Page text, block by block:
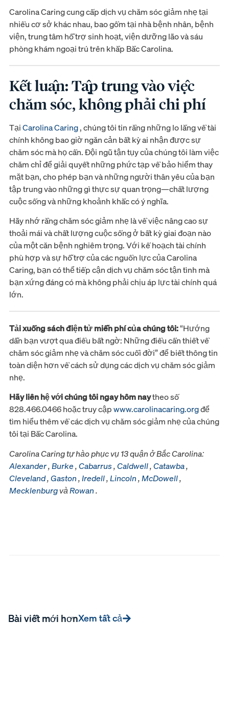
Carolina Caring cung cấp dịch vụ chăm sóc giảm nhẹ tại
nhiều cơ sở khác nhau, bao gồm tại nhà bệnh nhân, bệnh
viện, trung tâm hỗ trợ sinh hoạt, viện dưỡng lão và sáu
phòng khám ngoại trú trên khắp Bắc Carolina.
Kết luận: Tập trung vào việc
chăm sóc, không phải chi phí
TạiCarolina Caring, chúng tôi tin rằng những lo lắng về tài
chính không bao giờ ngăn cản bất kỳ ai nhận được sự
chăm sóc mà họ cần. Đội ngũ tận tụy của chúng tôi làm việc
chăm chỉ để giải quyết những phức tạp về bảo hiểm thay
mặt bạn, cho phép bạn và những người thân yêu của bạn
tập trung vào những gì thực sự quan trọng—chất lượng
cuộc sống và những khoảnh khắc có ý nghĩa.
Hãy nhớ rằng chăm sóc giảm nhẹ là về việc nâng cao sự
thoải mái và chất lượng cuộc sống ở bất kỳ giai đoạn nào
của một căn bệnh nghiêm trọng. Với kế hoạch tài chính
phù hợp và sự hỗ trợ của các nguồn lực của Carolina
Caring, bạn có thể tiếp cận dịch vụ chăm sóc tận tình mà
bạn xứng đáng có mà không phải chịu áp lực tài chính quá
lớn.
Tải xuống sách điện tử miễn phí của chúng tôi:“Hướng
dẫn bạn vượt qua điều bất ngờ: Những điều cần thiết về
chăm sóc giảm nhẹ và chăm sóc cuối đời” để biết thông tin
toàn diện hơn về cách sử dụng các dịch vụ chăm sóc giảm
nhẹ.
Hãy liên hệ với chúng tôi ngay hôm naytheo số
828.466.0466 hoặc truy cậpwww.carolinacaring.orgđể
tìm hiểu thêm về các dịch vụ chăm sóc giảm nhẹ của chúng
tôi tại Bắc Carolina.
Carolina Caring tự hào phục vụ 13 quận ở Bắc Carolina:
Alexander,Burke,Cabarrus,Caldwell,Catawba,
Cleveland,Gaston,Iredell,Lincoln,McDowell,
MecklenburgvàRowan.
Bài viết mới hơnXem tất cả